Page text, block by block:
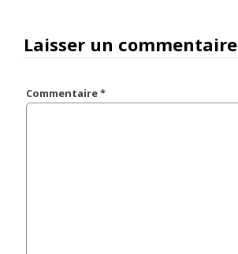
Laisser un commentaire
Commentaire*